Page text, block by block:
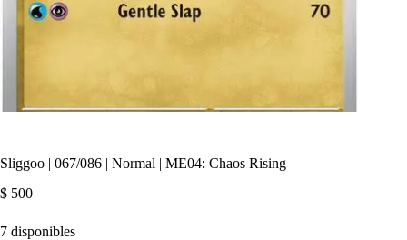
Sliggoo | 067/086 | Normal | ME04: Chaos Rising
$ 500
7 disponibles